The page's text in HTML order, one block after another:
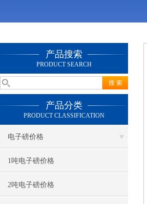
产品搜索
PRODUCT SEARCH
产品分类
PRODUCT CLASSIFICATION
电子磅价格
1吨电子磅价格
2吨电子磅价格